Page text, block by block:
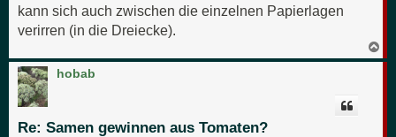
kann sich auch zwischen die einzelnen Papierlagen
verirren (in die Dreiecke).
a
hobab
Re: Samen gewinnen aus Tomaten?